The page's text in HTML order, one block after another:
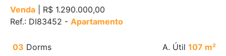
Venda | R$ 1.290.000,00
Ref.: DI83452 - Apartamento
03 Dorms A. Útil 107 m²